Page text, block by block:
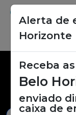
Alerta de
Horizonte
Receba
Belo
enviado
caixa de